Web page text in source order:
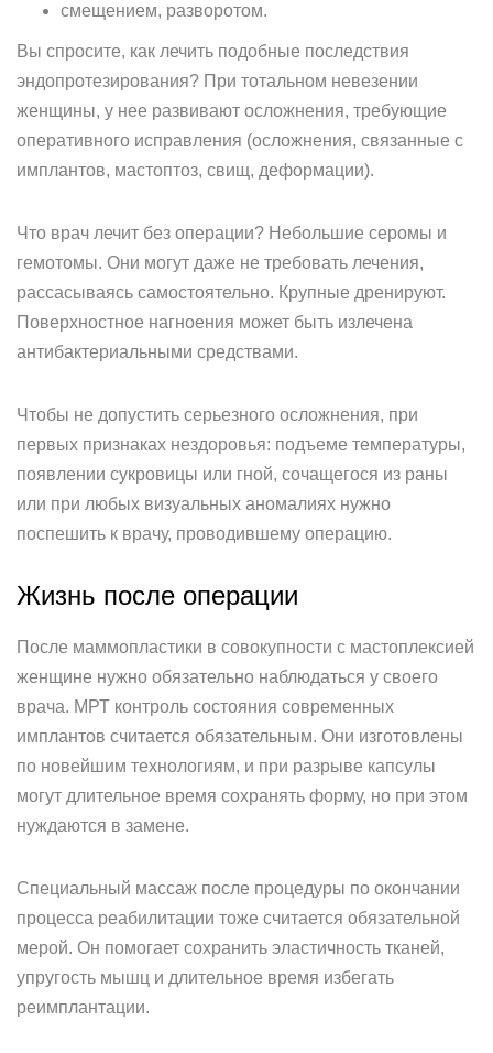
смещением, разворотом.
Вы спросите, как лечить подобные последствия
эндопротезирования? При тотальном невезении
женщины, у нее развивают осложнения, требующие
оперативного исправления (осложнения, связанные с
имплантов, мастоптоз, свищ, деформации).
Что врач лечит без операции? Небольшие серомы и
гемотомы. Они могут даже не требовать лечения,
рассасываясь самостоятельно. Крупные дренируют.
Поверхностное нагноения может быть излечена
антибактериальными средствами.
Чтобы не допустить серьезного осложнения, при
первых признаках нездоровья: подъеме температуры,
появлении сукровицы или гной, сочащегося из раны
или при любых визуальных аномалиях нужно
поспешить к врачу, проводившему операцию.
Жизнь после операции
После маммопластики в совокупности с мастоплексией
женщине нужно обязательно наблюдаться у своего
врача. МРТ контроль состояния современных
имплантов считается обязательным. Они изготовлены
по новейшим технологиям, и при разрыве капсулы
могут длительное время сохранять форму, но при этом
нуждаются в замене.
Специальный массаж после процедуры по окончании
процесса реабилитации тоже считается обязательной
мерой. Он помогает сохранить эластичность тканей,
упругость мышц и длительное время избегать
реимплантации.